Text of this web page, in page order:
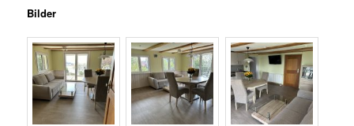
Bilder